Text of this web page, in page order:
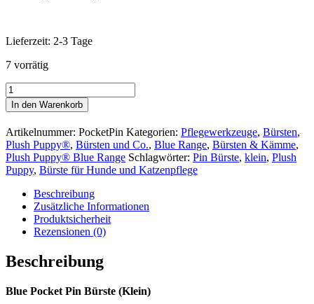
Lieferzeit: 2-3 Tage
7 vorrätig
Plush
Puppy®
Blue
Pin
Bürste
Pocket
(Klein)
Menge
In den Warenkorb
Artikelnummer: PocketPin Kategorien: Pflegewerkzeuge, Bürsten,
Plush Puppy®, Bürsten und Co., Blue Range, Bürsten & Kämme,
Plush Puppy® Blue Range Schlagwörter: Pin Bürste, klein, Plush
Puppy, Bürste für Hunde und Katzenpflege
Beschreibung
Zusätzliche Informationen
Produktsicherheit
Rezensionen (0)
Beschreibung
Blue Pocket Pin Bürste (Klein)